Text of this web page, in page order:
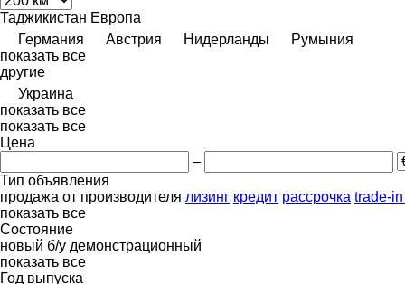
Таджикистан Европа
Германия
Австрия Нидерланды
Румыния
показать все
другие
Украина
показать все
показать все
Цена
–
Тип объявления
продажа от производителя лизинг кредит рассрочка trade-
показать все
Состояние
новый б/у демонстрационный
показать все
Год выпуска